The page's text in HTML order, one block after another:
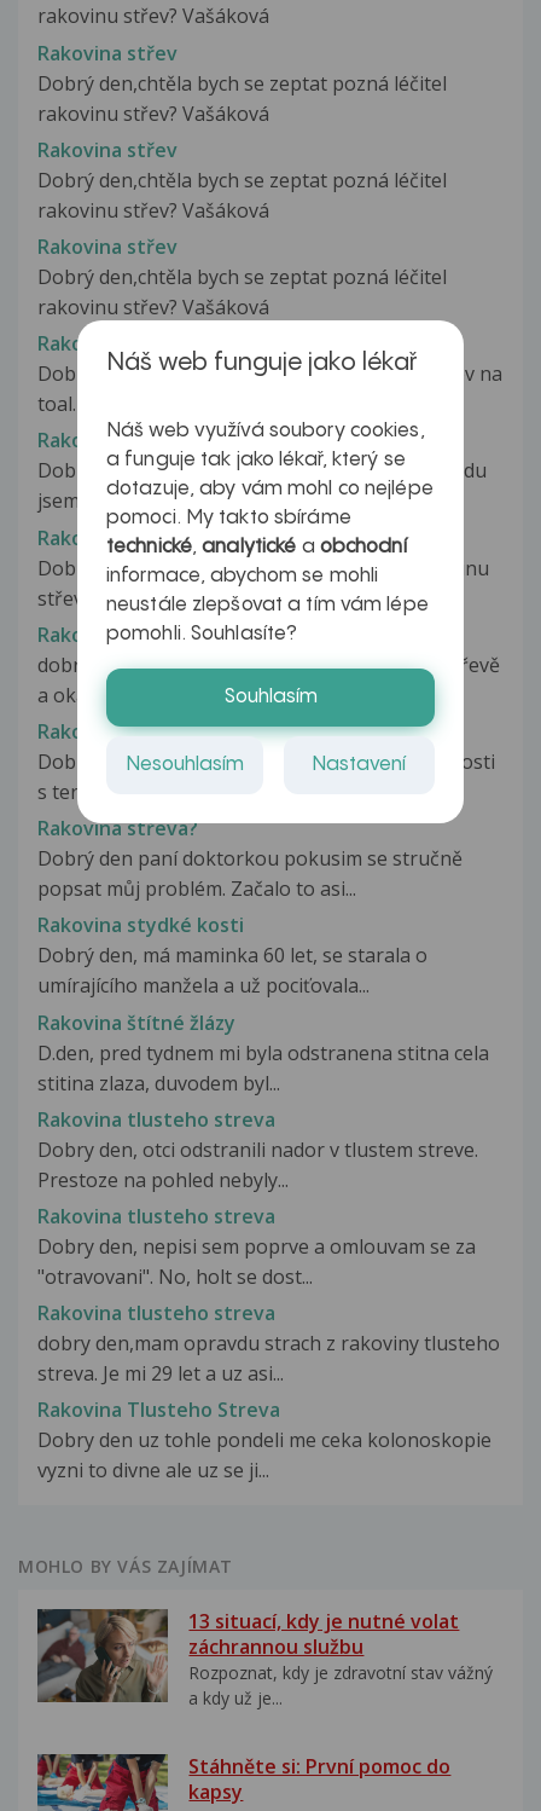
rakovinu střev? Vašáková
Rakovina střev
Dobrý den,chtěla bych se zeptat pozná léčitel
rakovinu střev? Vašáková
Rakovina střev
Dobrý den,chtěla bych se zeptat pozná léčitel
rakovinu střev? Vašáková
Rakovina střev
Dobrý den,chtěla bych se zeptat pozná léčitel
rakovinu střev? Vašáková
Rakovina střev
Dobrý den,mám takový dotaz objevila se mi krev na
toal.papíře a před měsímec...
Rakovina střev
Dobrý den,ráda bych požádala o radu. V listopadu
jsem ležela v nemocnici(velké...
Rakovina střeva
Dobrý den, může být možné, abych měla rakovinu
střeva, když poslední dobou trpím...
Rakovina střeva
dobrý den, dnes mamince zjistili karcinom ve střevě
a okamžité onkologické vyšetření...
Rakovina střeva s metastázami
Dobrý den. Chtěla bych vědět, jaké jsou zkušenosti
s termochemoterapií při léčbě...
Rakovina střeva?
Dobrý den paní doktorkou pokusim se stručně
popsat můj problém. Začalo to asi...
Rakovina stydké kosti
Dobrý den, má maminka 60 let, se starala o
umírajícího manžela a už pociťovala...
Rakovina štítné žlázy
D.den, pred tydnem mi byla odstranena stitna cela
stitina zlaza, duvodem byl...
Rakovina tlusteho streva
Dobry den, otci odstranili nador v tlustem streve.
Prestoze na pohled nebyly...
Rakovina tlusteho streva
Dobry den, nepisi sem poprve a omlouvam se za
"otravovani". No, holt se dost...
Rakovina tlusteho streva
dobry den,mam opravdu strach z rakoviny tlusteho
streva. Je mi 29 let a uz asi...
Rakovina Tlusteho Streva
Dobry den uz tohle pondeli me ceka kolonoskopie
vyzni to divne ale uz se ji...
MOHLO BY VÁS ZAJÍMAT
13 situací, kdy je nutné volat
záchrannou službu
Rozpoznat, kdy je zdravotní stav vážný
a kdy už je...
Stáhněte si: První pomoc do
kapsy
Náš web funguje jako lékař
Náš web využívá soubory cookies,
a funguje tak jako lékař, který se
dotazuje, aby vám mohl co nejlépe
pomoci. My takto sbíráme
technické,analytické a obchodní
informace, abychom se mohli
neustále zlepšovat a tím vám lépe
pomohli. Souhlasíte?
Souhlasím
Nesouhlasím Nastavení